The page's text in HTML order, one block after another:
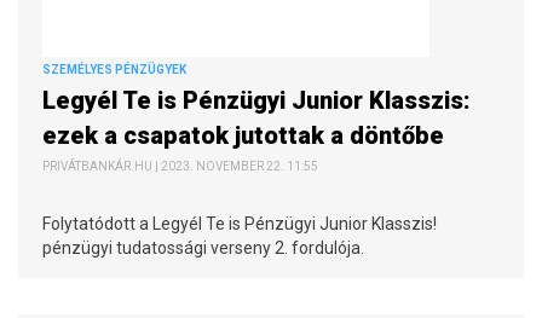
SZEMÉLYES PÉNZÜGYEK
Legyél Te is Pénzügyi Junior Klasszis:
ezek a csapatok jutottak a döntőbe
PRIVÁTBANKÁR.HU | 2023. NOVEMBER 22. 11:55
Folytatódott a Legyél Te is Pénzügyi Junior Klasszis!
pénzügyi tudatossági verseny 2. fordulója.